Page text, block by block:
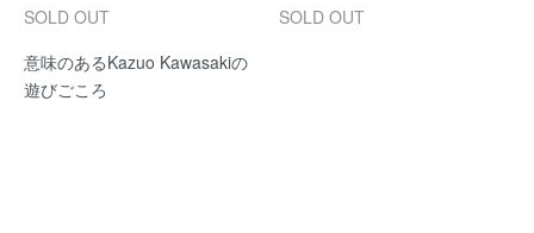
SOLD OUT
意味のあるKazuo Kawasakiの
遊びごころ
SOLD OUT